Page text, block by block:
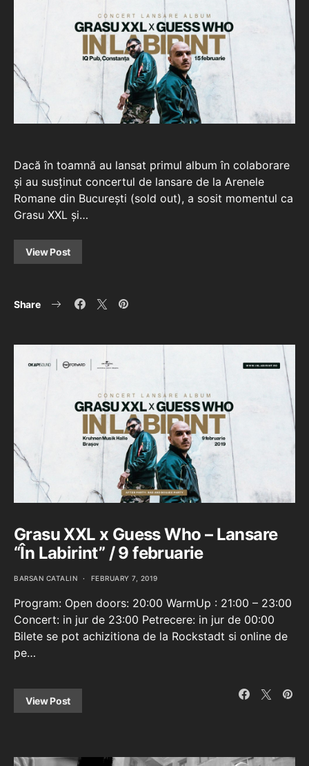
Dacă în toamnă au lansat primul album în colaborare
și au susținut concertul de lansare de la Arenele
Romane din București (sold out), a sosit momentul ca
Grasu XXL și…
View Post
Share
Grasu XXL x Guess Who – Lansare
“În Labirint” / 9 februarie
BARSAN CATALIN FEBRUARY 7, 2019
Program: Open doors: 20:00 WarmUp : 21:00 – 23:00
Concert: in jur de 23:00 Petrecere: in jur de 00:00
Bilete se pot achizitiona de la Rockstadt si online de
pe…
View Post